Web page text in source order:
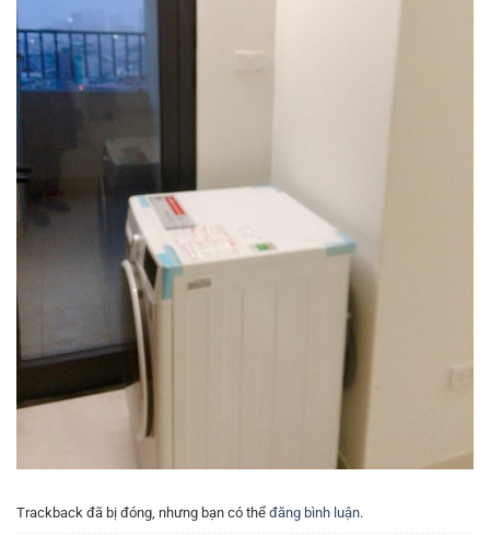
Trackback đã bị đóng, nhưng bạn có thể đăng bình luận.